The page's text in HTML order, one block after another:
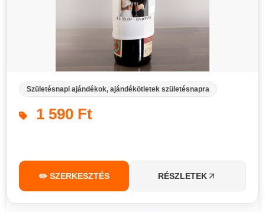
Születésnapi ajándékok, ajándékötletek születésnapra
1 590 Ft
✏️ SZERKESZTÉS RÉSZLETEK